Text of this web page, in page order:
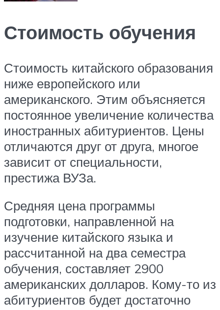
Стоимость обучения
Стоимость китайского образования
ниже европейского или
американского. Этим объясняется
постоянное увеличение количества
иностранных абитуриентов. Цены
отличаются друг от друга, многое
зависит от специальности,
престижа ВУЗа.
Средняя цена программы
подготовки, направленной на
изучение китайского языка и
рассчитанной на два семестра
обучения, составляет 2900
американских долларов. Кому-то из
абитуриентов будет достаточно